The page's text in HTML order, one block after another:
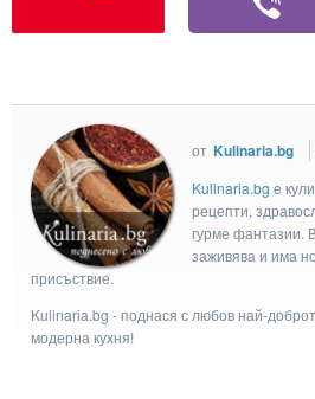
от Kulinaria.bg
Kulinaria.bg e
рецепти,
гурме фантазии.
заживява и има
присъствие.
Kulinaria.bg - поднася с любов най-
модерна кухня!